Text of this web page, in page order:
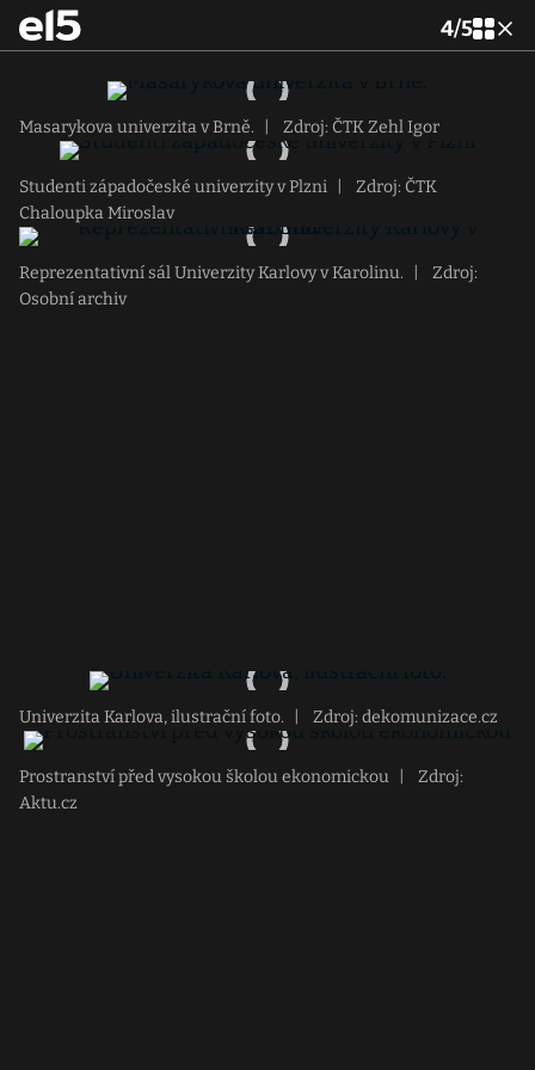
4/5
Masarykova univerzita v Brně. Zdroj: ČTK Zehl Igor
Studenti západočeské univerzity v Plzni
Zdroj: ČTK
Chaloupka Miroslav
Reprezentativní sál Univerzity Karlovy v Karolinu.
Zdroj:
Osobní archiv
Univerzita Karlova, ilustrační foto. Zdroj: dekomunizace.cz
Prostranství před vysokou školou ekonomickou
Zdroj:
Aktu.cz